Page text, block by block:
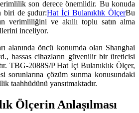
son derece önemlidir. Bu konuda
biri de şudur:Hat İçi Bulanıklık ÖlçerBu
verimliliğini ve akıllı toplu satın alma
inceliyor.
alanında öncü konumda olan Shanghai
hassas cihazların güvenilir bir üreticisi
TBG-2088S/P Hat İçi Bulanıklık Ölçer,
sorunlarına çözüm sunma konusundaki
taahhüdünü yansıtmaktadır.
Ölçerin Anlaşılması